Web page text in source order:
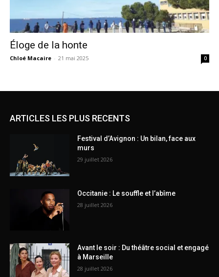
Éloge de la honte
Chloé Macaire - 21 mai 2025 0
ARTICLES LES PLUS RECENTS
Festival d’Avignon : Un bilan, face aux
murs
29 juillet 2026
Occitanie : Le souffle et l’abîme
28 juillet 2026
Avant le soir : Du théâtre social et engagé
à Marseille
28 juillet 2026